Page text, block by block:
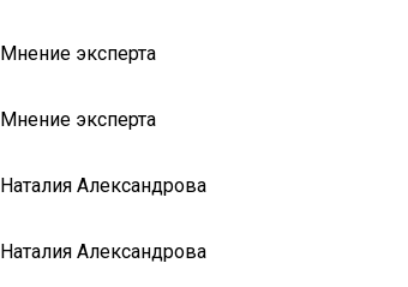
Мнение эксперта
Мнение эксперта
Наталия Александрова
Наталия Александрова